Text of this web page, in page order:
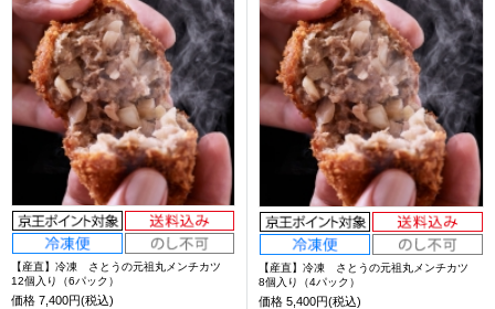
【産直】冷凍 さとうの元祖丸メンチカツ
12個入り（6パック）
価格 7,400円(税込)
【産直】冷凍 さとうの元祖丸メンチカツ
8個入り（4パック）
価格 5,400円(税込)